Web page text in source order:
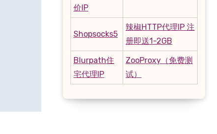
价IP
Shopsocks5
辣椒HTTP代理IP 注
册即送1-2GB
Blurpath住
宅代理IP
ZooProxy（免费测
试）